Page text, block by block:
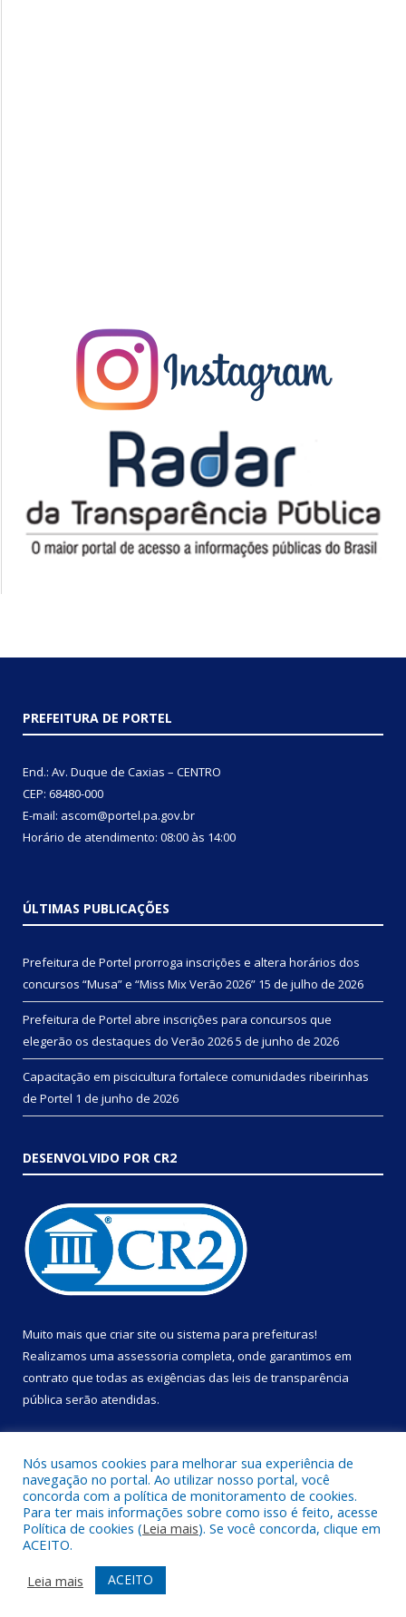
PREFEITURA DE PORTEL
End.: Av. Duque de Caxias – CENTRO
CEP: 68480-000
E-mail: ascom@portel.pa.gov.br
Horário de atendimento: 08:00 às 14:00
ÚLTIMAS PUBLICAÇÕES
Prefeitura de Portel prorroga inscrições e altera horários dos
concursos “Musa” e “Miss Mix Verão 2026” 15 de julho de 2026
Prefeitura de Portel abre inscrições para concursos que
elegerão os destaques do Verão 20265 de junho de 2026
Capacitação em piscicultura fortalece comunidades ribeirinhas
de Portel 1 de junho de 2026
DESENVOLVIDO POR CR2
Muito mais que criar site ou sistema para prefeituras!
Realizamos uma assessoria completa, onde garantimos em
contrato que todas as exigências das leis de transparência
pública serão atendidas.
Todos os direitos reservados a Prefeitura Municipal de Portel.
Mapa do Site
Acessar Área Administrativa
Acessar Webmail
Nós usamos cookies para melhorar sua experiência de
navegação no portal. Ao utilizar nosso portal, você
concorda com a política de monitoramento de cookies.
Para ter mais informações sobre como isso é feito, acesse
Política de cookies (Leia mais). Se você concorda, clique em
ACEITO.
Leia mais
ACEITO